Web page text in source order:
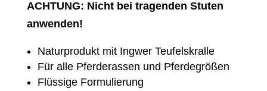
ACHTUNG: Nicht bei tragenden Stuten
anwenden!
Naturprodukt mit Ingwer Teufelskralle
Für alle Pferderassen und Pferdegrößen
Flüssige Formulierung